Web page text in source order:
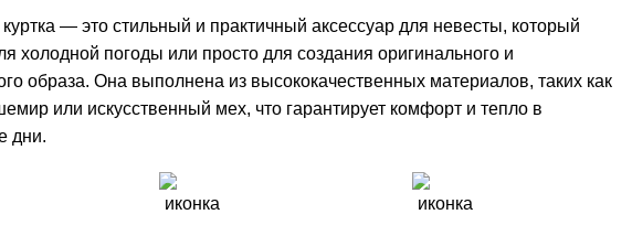
— это стильный и практичный аксессуар для невесты, который
холодной погоды или просто для создания оригинального и
образа. Она выполнена из высококачественных материалов, таких как
или искусственный мех, что гарантирует комфорт и тепло в
дни.